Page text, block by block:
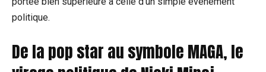
politique.
De la pop star au symbole MAGA, le